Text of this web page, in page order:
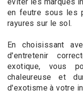
en feutre sous les
rayures sur le sol.
En choisissant
d'entretenir
exotique, vous
chaleureuse et
d'exotisme à votre